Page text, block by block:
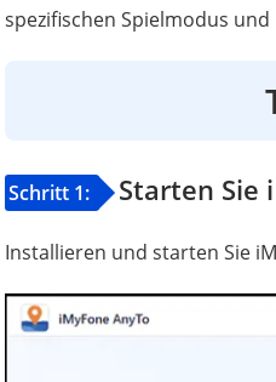
spezifischen Spielmodus
Schritt 1: Starten Sie
Installieren und starten Sie